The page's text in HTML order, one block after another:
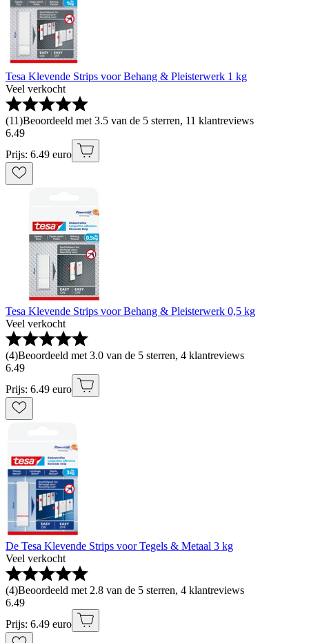
Tesa Klevende Strips voor Behang & Pleisterwerk 1 kg
Veel verkocht
(11)Beoordeeld met 3.5 van de 5 sterren, 11 klantreviews
6.49
Prijs: 6.49 euro
Tesa Klevende Strips voor Behang & Pleisterwerk 0,5 kg
Veel verkocht
(4)Beoordeeld met 3.0 van de 5 sterren, 4 klantreviews
6.49
Prijs: 6.49 euro
De Tesa Klevende Strips voor Tegels & Metaal 3 kg
Veel verkocht
(4)Beoordeeld met 2.8 van de 5 sterren, 4 klantreviews
6.49
Prijs: 6.49 euro